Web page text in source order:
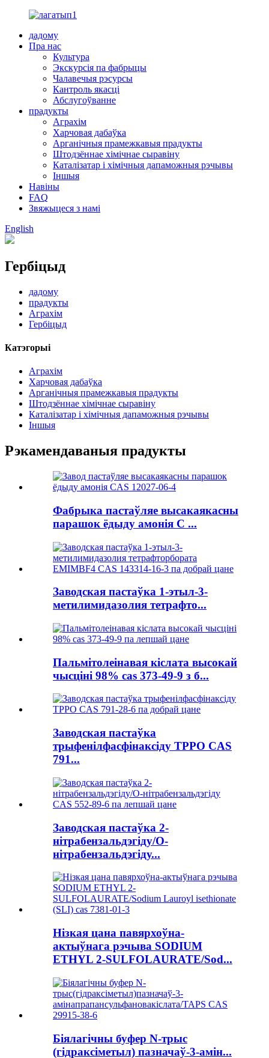
дадому
Пра нас
Культура
Экскурсія па фабрыцы
Чалавечыя рэсурсы
Кантроль якасці
Абслугоўванне
прадукты
Аграхім
Харчовая дабаўка
Арганічныя прамежкавыя прадукты
Штодзённае хімічнае сыравіну
Каталізатар і хімічныя дапаможныя рэчывы
Іншыя
Навіны
FAQ
Звяжыцеся з намі
English
Гербіцыд
дадому
прадукты
Аграхім
Гербіцыд
Катэгорыі
Аграхім
Харчовая дабаўка
Арганічныя прамежкавыя прадукты
Штодзённае хімічнае сыравіну
Каталізатар і хімічныя дапаможныя рэчывы
Іншыя
Рэкамендаваныя прадукты
Фабрыка пастаўляе высакаякасны
парашок ёдыду амонія C ...
Заводская пастаўка 1-этыл-3-
метилимидазолия тетрафто...
Пальмітолеінавая кіслата высокай
чысціні 98% cas 373-49-9 з б...
Заводская пастаўка
трыфенілфасфінаксіду TPPO CAS
791...
Заводская пастаўка 2-
нітрабензальдэгіду/O-
нітрабензальдэгіду...
Нізкая цана павярхоўна-
актыўнага рэчыва SODIUM
ETHYL 2-SULFOLAURATE/Sod...
Біялагічны буфер N-трыс
(гідраксіметыл) пазначаў-3-амін...